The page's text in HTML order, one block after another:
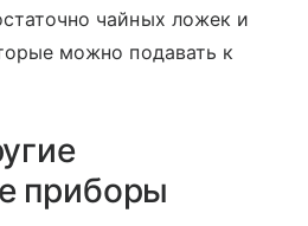
чайных ложек и
можно подавать к
приборы